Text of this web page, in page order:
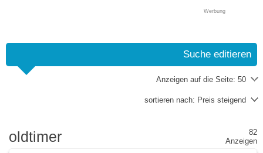
Werbung
Suche editieren
Anzeigen auf die Seite: 50
sortieren nach: Preis steigend
oldtimer
82
Anzeigen